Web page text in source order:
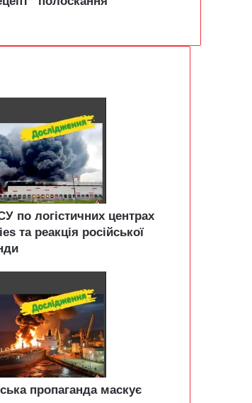
по логістичних центрах
та реакція російської
пропаганда маскує